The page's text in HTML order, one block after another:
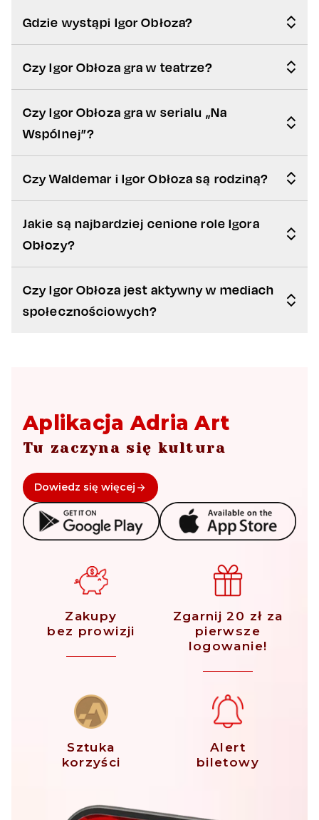
Gdzie wystąpi Igor Obłoza?
Czy Igor Obłoza gra w teatrze?
Czy Igor Obłoza gra w serialu „Na
Wspólnej”?
Czy Waldemar i Igor Obłoza są rodziną?
Jakie są najbardziej cenione role Igora
Obłozy?
Czy Igor Obłoza jest aktywny w mediach
społecznościowych?
Aplikacja Adria Art
Tu zaczyna się kultura
Dowiedz się więcej
Zakupy
bez prowizji
Zgarnij 20 zł za
pierwsze
logowanie!
Sztuka
korzyści
Alert
biletowy